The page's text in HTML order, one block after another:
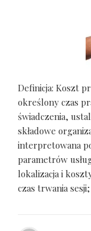
Definicja: Koszt
określony czas
świadczenia,
składowe
interpretowana
parametrów
lokalizacja i
czas trwania sesji;